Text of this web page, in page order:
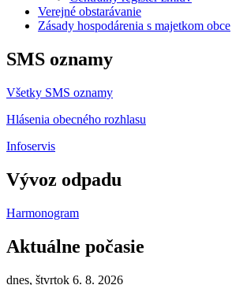
Verejné obstarávanie
Zásady hospodárenia s majetkom obce
SMS oznamy
Všetky SMS oznamy
Hlásenia obecného rozhlasu
Infoservis
Vývoz odpadu
Harmonogram
Aktuálne počasie
dnes, štvrtok 6. 8. 2026